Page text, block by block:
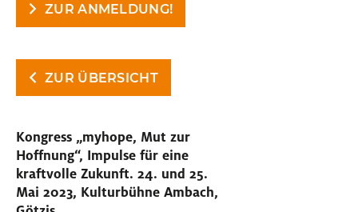
ZUR ANMELDUNG!
ZUR ÜBERSICHT
Kongress „myhope, Mut zur
Hoffnung“, Impulse für eine
kraftvolle Zukunft. 24. und 25.
Mai 2023, Kulturbühne Ambach,